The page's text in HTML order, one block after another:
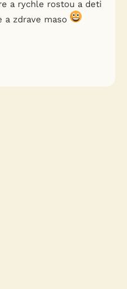
a rychle rostou a deti
a zdrave maso